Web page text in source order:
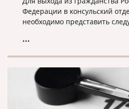
Федерации в консульский
необходимо представить
...